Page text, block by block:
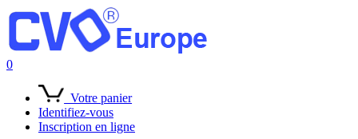
0
Votre panier
Identifiez-vous
Inscription en ligne